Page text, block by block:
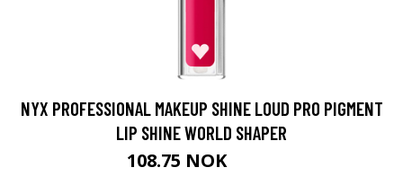
NYX PROFESSIONAL MAKEUP SHINE LOUD PRO PIGMENT
LIP SHINE WORLD SHAPER
108.75 NOK